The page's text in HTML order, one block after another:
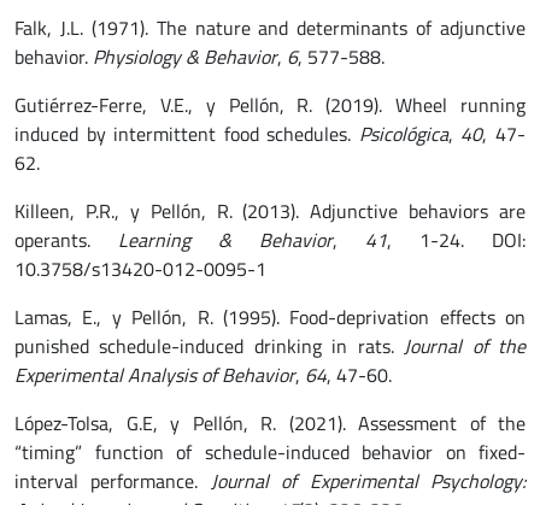
Falk, J.L. (1971). The nature and determinants of adjunctive
behavior. Physiology & Behavior, 6, 577-588.
Gutiérrez-Ferre, V.E., y Pellón, R. (2019). Wheel running
induced by intermittent food schedules. Psicológica, 40, 47-
62.
Killeen, P.R., y Pellón, R. (2013). Adjunctive behaviors are
operants. Learning & Behavior, 41, 1-24. DOI:
10.3758/s13420-012-0095-1
Lamas, E., y Pellón, R. (1995). Food-deprivation effects on
punished schedule-induced drinking in rats.Journal of the
Experimental Analysis of Behavior, 64, 47-60.
López-Tolsa, G.E, y Pellón, R. (2021). Assessment of the
“timing” function of schedule-induced behavior on fixed-
interval performance. Journal of Experimental Psychology: